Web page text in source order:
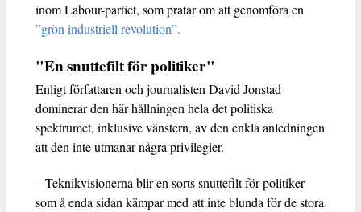
inom Labour-partiet, som pratar om att genomföra en
”grön industriell revolution”.
"En snuttefilt för politiker"
Enligt författaren och journalisten David Jonstad
dominerar den här hållningen hela det politiska
spektrumet, inklusive vänstern, av den enkla anledningen
att den inte utmanar några privilegier.
– Teknikvisionerna blir en sorts snuttefilt för politiker
som å enda sidan kämpar med att inte blunda för de stora